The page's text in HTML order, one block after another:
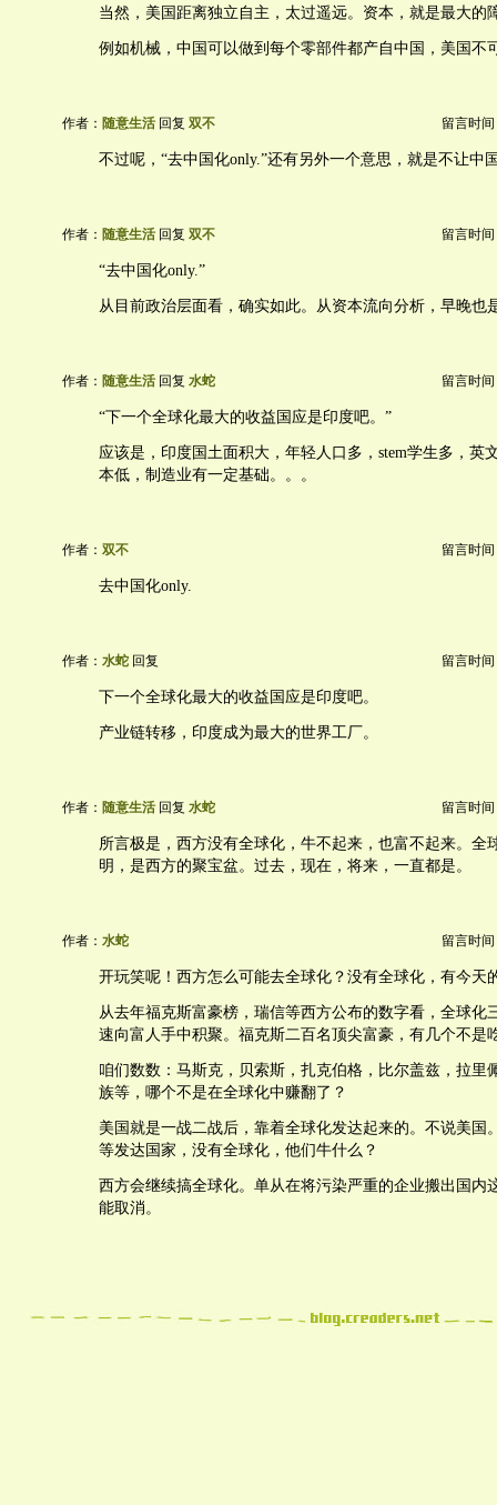
当然，美国距离独立自主，太过遥远。资本，就是最大的
例如机械，中国可以做到每个零部件都产自中国，美国不
作者： 随意生活 回复 双不 留言时间
不过呢，“去中国化only.”还有另外一个意思，就是不让中
作者： 随意生活 回复 双不 留言时间
“去中国化only.”
从目前政治层面看，确实如此。从资本流向分析，早晚也
作者： 随意生活 回复 水蛇 留言时间
“下一个全球化最大的收益国应是印度吧。”
应该是，印度国土面积大，年轻人口多，stem学生多，英
本低，制造业有一定基础。。。
作者： 双不 留言时间
去中国化only.
作者： 水蛇 回复 留言时间
下一个全球化最大的收益国应是印度吧。
产业链转移，印度成为最大的世界工厂。
作者： 随意生活 回复 水蛇 留言时间
所言极是，西方没有全球化，牛不起来，也富不起来。全
明，是西方的聚宝盆。过去，现在，将来，一直都是。
作者： 水蛇 留言时间
开玩笑呢！西方怎么可能去全球化？没有全球化，有今天
从去年福克斯富豪榜，瑞信等西方公布的数字看，全球化
速向富人手中积聚。福克斯二百名顶尖富豪，有几个不是
咱们数数：马斯克，贝索斯，扎克伯格，比尔盖兹，拉里
族等，哪个不是在全球化中赚翻了？
美国就是一战二战后，靠着全球化发达起来的。不说美国
等发达国家，没有全球化，他们牛什么？
西方会继续搞全球化。单从在将污染严重的企业搬出国内
能取消。